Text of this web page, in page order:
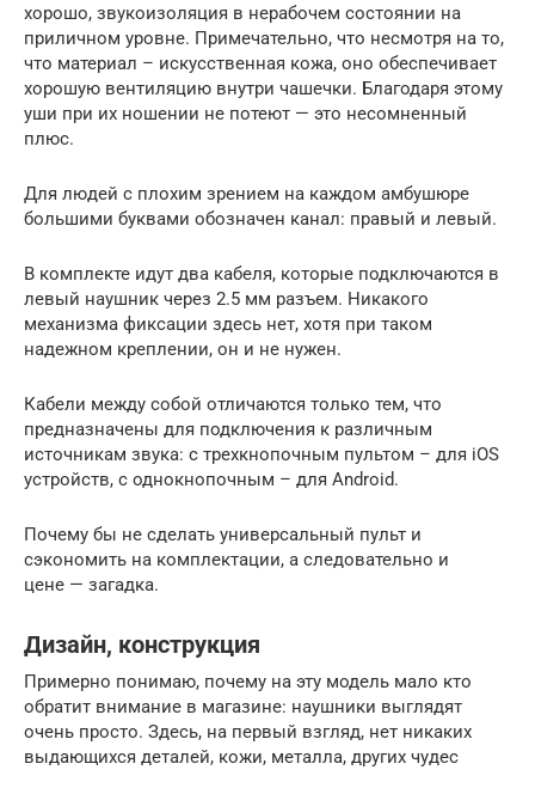
хорошо, звукоизоляция в нерабочем состоянии на
приличном уровне. Примечательно, что несмотря на то,
что материал – искусственная кожа, оно обеспечивает
хорошую вентиляцию внутри чашечки. Благодаря этому
уши при их ношении не потеют — это несомненный
плюс.
Для людей с плохим зрением на каждом амбушюре
большими буквами обозначен канал: правый и левый.
В комплекте идут два кабеля, которые подключаются в
левый наушник через 2.5 мм разъем. Никакого
механизма фиксации здесь нет, хотя при таком
надежном креплении, он и не нужен.
Кабели между собой отличаются только тем, что
предназначены для подключения к различным
источникам звука: с трехкнопочным пультом – для iOS
устройств, с однокнопочным – для Android.
Почему бы не сделать универсальный пульт и
сэкономить на комплектации, а следовательно и
цене — загадка.
Дизайн, конструкция
Примерно понимаю, почему на эту модель мало кто
обратит внимание в магазине: наушники выглядят
очень просто. Здесь, на первый взгляд, нет никаких
выдающихся деталей, кожи, металла, других чудес